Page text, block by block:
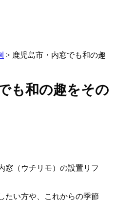
> 鹿児島市・内窓でも和の趣
も和の趣をその
窓（ウチリモ）の設置リフ
たい方や、これからの季節